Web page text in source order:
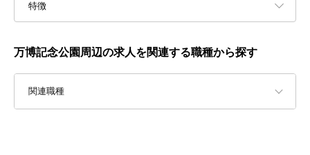
特徴
万博記念公園周辺の求人を関連する職種から探す
関連職種